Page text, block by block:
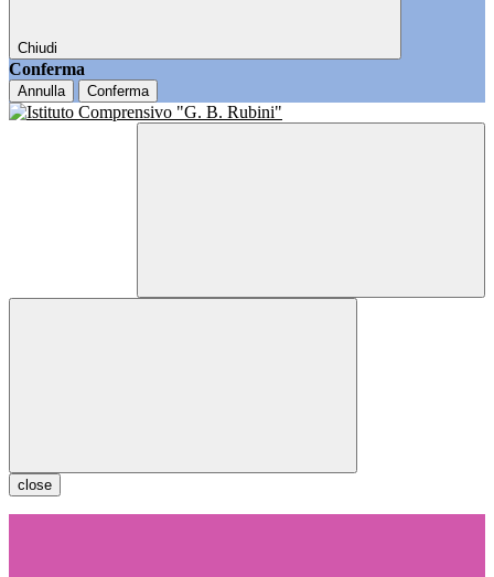
Chiudi
Conferma
Annulla Conferma
close